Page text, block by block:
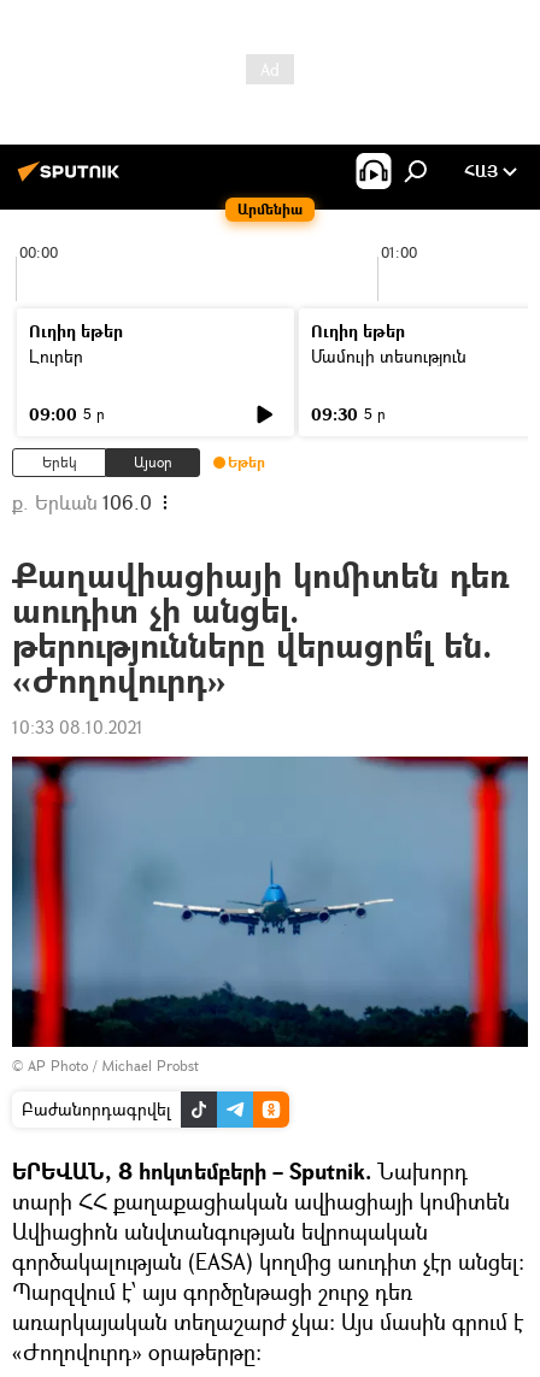
Արմենիա
ՀԱՅ
00:00 01:00
Ուղիղ եթեր
Լուրեր
09:00 5 ր
Ուղիղ եթեր
Մամուլի տեսություն
09:30 5 ր
Երեկ Այսօր Եթեր
ք. Երևան 106.0
Քաղավիացիայի կոմիտեն դեռ
աուդիտ չի անցել.
թերությունները վերացրե՞լ են.
«Ժողովուրդ»
10:33 08.10.2021
© AP Photo / Michael Probst
Բաժանորդագրվել
ԵՐԵՎԱՆ, 8 հոկտեմբերի – Sputnik. Նախորդ
տարի ՀՀ քաղաքացիական ավիացիայի կոմիտեն
Ավիացիոն անվտանգության եվրոպական
գործակալության (EASA) կողմից աուդիտ չէր անցել։
Պարզվում է՝ այս գործընթացի շուրջ դեռ
առարկայական տեղաշարժ չկա։ Այս մասին գրում է
«Ժողովուրդ» օրաթերթը։